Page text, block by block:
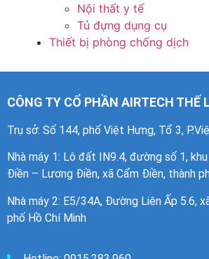
Nội thất y tế
Tủ đựng dụng cụ
Thiết bị phòng chống dịch
CÔNG TY CỔ PHẦN AIRTECH THẾ
Trụ sở: Số 144, phố Việt Hưng, Tổ 3,
Nhà máy 1: Lô đất IN9.4, đường số 1,
Điền – Lương Điền, xã Cẩm Điền, thành
Nhà máy 2: E5/34A, Đường Liên Ấp 5.6,
phố Hồ Chí Minh